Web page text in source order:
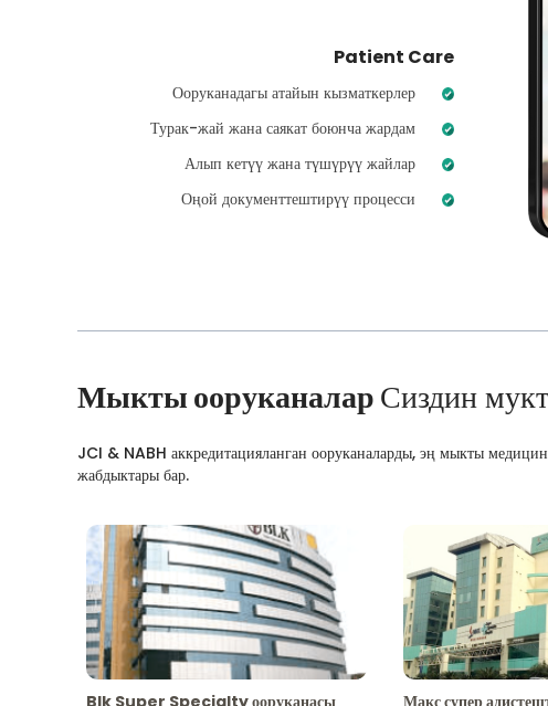
Patient Care
Ооруканадагы атайын кызматкерлер
Турак-жай жана саякат боюнча жардам
Алып кетүү жана түшүрүү жайлар
Оңой документтештирүү процесси
Мыкты ооруканаларСиздин
JCI & NABH аккредитацияланган ооруканаларды, эң мыкты
жабдыктары бар.
Blk Super Specialty ооруканасы Макс супер